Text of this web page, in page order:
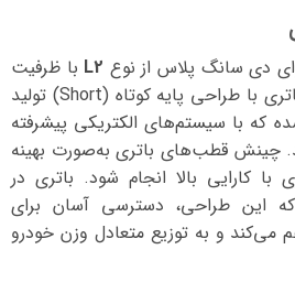
دی سانگ پلاس از نوع L2 با ظرفیت
است. این باتری با طراحی پایه کوتاه (Short) تولید
که با سیستم‌های الکتریکی پیشرفته
چینش قطب‌های باتری به‌صورت بهینه
با کارایی بالا انجام شود. باتری در
که این طراحی، دسترسی آسان برای
می‌کند و به توزیع متعادل وزن خودرو